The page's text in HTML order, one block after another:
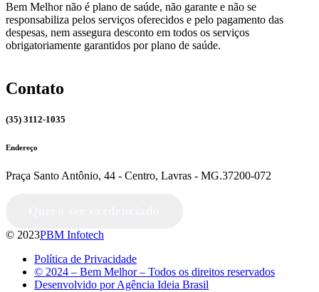
Bem Melhor não é plano de saúde, não garante e não se
responsabiliza pelos serviços oferecidos e pelo pagamento das
despesas, nem assegura desconto em todos os serviços
obrigatoriamente garantidos por plano de saúde.
Contato
(35) 3112-1035
Endereço
Praça Santo Antônio, 44 - Centro, Lavras - MG.37200-072
© 2023PBM Infotech
Política de Privacidade
© 2024 – Bem Melhor – Todos os direitos reservados
Desenvolvido por Agência Ideia Brasil